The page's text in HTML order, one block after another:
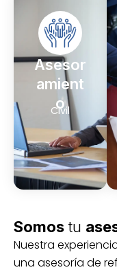
Asesor
amient
o
Civil
Somostu
Nuestra
una asesoría de